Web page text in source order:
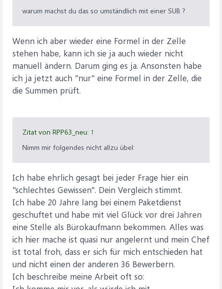
warum machst du das so umständlich mit einer SUB ?
Wenn ich aber wieder eine Formel in der Zelle
stehen habe, kann ich sie ja auch wieder nicht
manuell ändern. Darum ging es ja. Ansonsten habe
ich ja jetzt auch "nur" eine Formel in der Zelle, die
die Summen prüft.
Zitat von RPP63_neu: ↑
Nimm mir folgendes nicht allzu übel:
Ich habe ehrlich gesagt bei jeder Frage hier ein
"schlechtes Gewissen". Dein Vergleich stimmt.
Ich habe 20 Jahre lang bei einem Paketdienst
geschuftet und habe mit viel Glück vor drei Jahren
eine Stelle als Bürokaufmann bekommen. Alles was
ich hier mache ist quasi nur angelernt und mein Chef
ist total froh, dass er sich für mich entschieden hat
und nicht einen der anderen 36 Bewerbern.
Ich beschreibe meine Arbeit oft so: